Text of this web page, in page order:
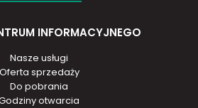
INFORMACYJNEGO
Nasze usługi
Oferta sprzedaży
Do pobrania
otwarcia